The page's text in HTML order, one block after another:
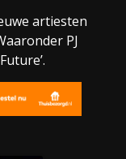
artiesten
PJ